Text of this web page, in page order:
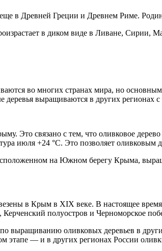
в Древней Греции и Древнем Риме.
в диком виде в Ливане, Сирии,
во многих странах мира, но
выращиваются в других
Это связано с тем, что оливковое
июля +24 °C. Это позволяет оливковым
на Южном берегу Крыма,
в Крым в XIX веке. В настоящее
полуостров и Черноморское
выращиванию оливковых деревьев в
этапе — и в других регионах России